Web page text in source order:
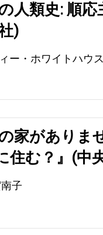
の人類史: 順
)
ー・ホワイトハウ
の家があり
住む？』(中
子